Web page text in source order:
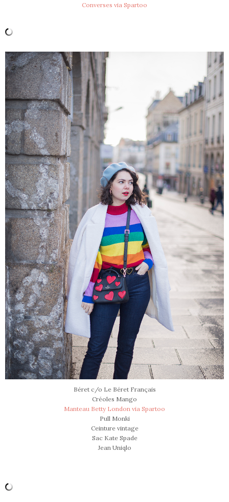
Converses via Spartoo
Béret c/o Le Béret Français
Créoles Mango
Manteau Betty London via Spartoo
Pull Monki
Ceinture vintage
Sac Kate Spade
Jean Uniqlo